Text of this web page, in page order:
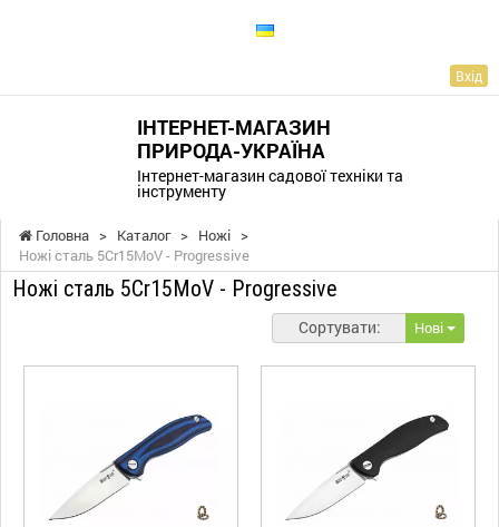
Вхід
ІНТЕРНЕТ-МАГАЗИН
ПРИРОДА-УКРАЇНА
Інтернет-магазин садової техніки та
інструменту
Головна > Каталог > Ножі >
Ножі сталь 5Cr15MoV - Progressive
Ножі сталь 5Cr15MoV - Progressive
Сортувати: Нові